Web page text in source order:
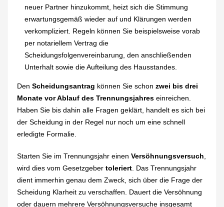
neuer Partner hinzukommt, heizt sich die Stimmung
erwartungsgemäß wieder auf und Klärungen werden
verkompliziert. Regeln können Sie beispielsweise vorab
per notariellem Vertrag die
Scheidungsfolgenvereinbarung, den anschließenden
Unterhalt sowie die Aufteilung des Hausstandes.
DenScheidungsantrag können Sie schonzwei bis drei
Monate vor Ablauf des Trennungsjahres einreichen.
Haben Sie bis dahin alle Fragen geklärt, handelt es sich bei
der Scheidung in der Regel nur noch um eine schnell
erledigte Formalie.
Starten Sie im Trennungsjahr einenVersöhnungsversuch
wird dies vom Gesetzgebertoleriert . Das Trennungsjahr
dient immerhin genau dem Zweck, sich über die Frage der
Scheidung Klarheit zu verschaffen. Dauert die Versöhnung
oder dauern mehrere Versöhnungsversuche insgesamt